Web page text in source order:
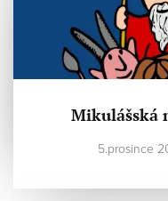
Mikulášská
5.prosince